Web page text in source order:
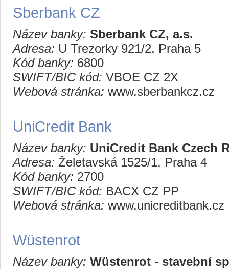
Sberbank CZ
Název banky: Sberbank CZ, a.s.
Adresa: U Trezorky 921/2, Praha 5
Kód banky: 6800
SWIFT/BIC kód: VBOE CZ 2X
Webová stránka: www.sberbankcz.cz
UniCredit Bank
Název banky: UniCredit Bank Czech
Adresa: Želetavská 1525/1, Praha 4
Kód banky: 2700
SWIFT/BIC kód: BACX CZ PP
Webová stránka: www.unicreditbank.cz
Wüstenrot
Název banky: Wüstenrot - stavební